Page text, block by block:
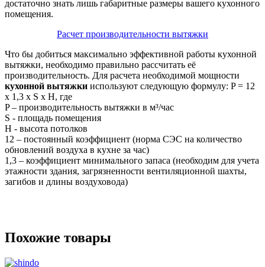
достаточно знать лишь габаритные размеры вашего кухонного
помещения.
Расчет производительности вытяжки
Что бы добиться максимально эффективной работы кухонной
вытяжки, необходимо правильно рассчитать её
производительность. Для расчета необходимой мощности
кухонной вытяжки используют следующую формулу: P = 12
х 1,3 х S х H, где
P – производительность вытяжки в м³/час
S - площадь помещения
H - высота потолков
12 – постоянный коэффициент (норма СЭС на количество
обновлений воздуха в кухне за час)
1,3 – коэффициент минимального запаса (необходим для учета
этажности здания, загрязненности вентиляционной шахты,
загибов и длины воздуховода)
Похожие товары